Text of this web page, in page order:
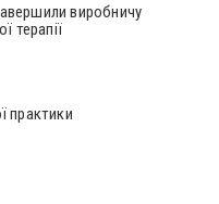
виробничу
терапії
практики